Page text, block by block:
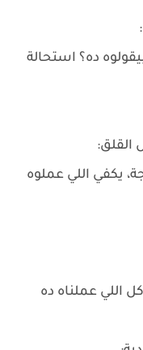
ده؟ استحالة
القلق:
يكفي اللي عملوه
اللي عملناه ده